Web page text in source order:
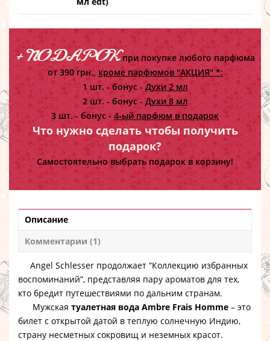
+ ПОДАРОКпри покупке любого парфюма
от 390 грн., кроме парфюмов "АКЦИЯ" *:
1 шт. - бонус - Духи 2 мл
2 шт. - бонус -Духи 8 мл
3 шт. - бонус - 4-ый парфюм в подарок
Что нужно сделать чтобы получить
подарок?
Самостоятельно выбрать подарок в корзину!
Описание
Комментарии (1)
Angel Schlesser продолжает “Коллекцию избранных
воспоминаний”, представляя пару ароматов для тех,
кто бредит путешествиями по дальним странам.
Мужская туалетная вода Ambre Frais Homme – это
билет с открытой датой в теплую солнечную Индию,
страну несметных сокровищ и неземных красот.